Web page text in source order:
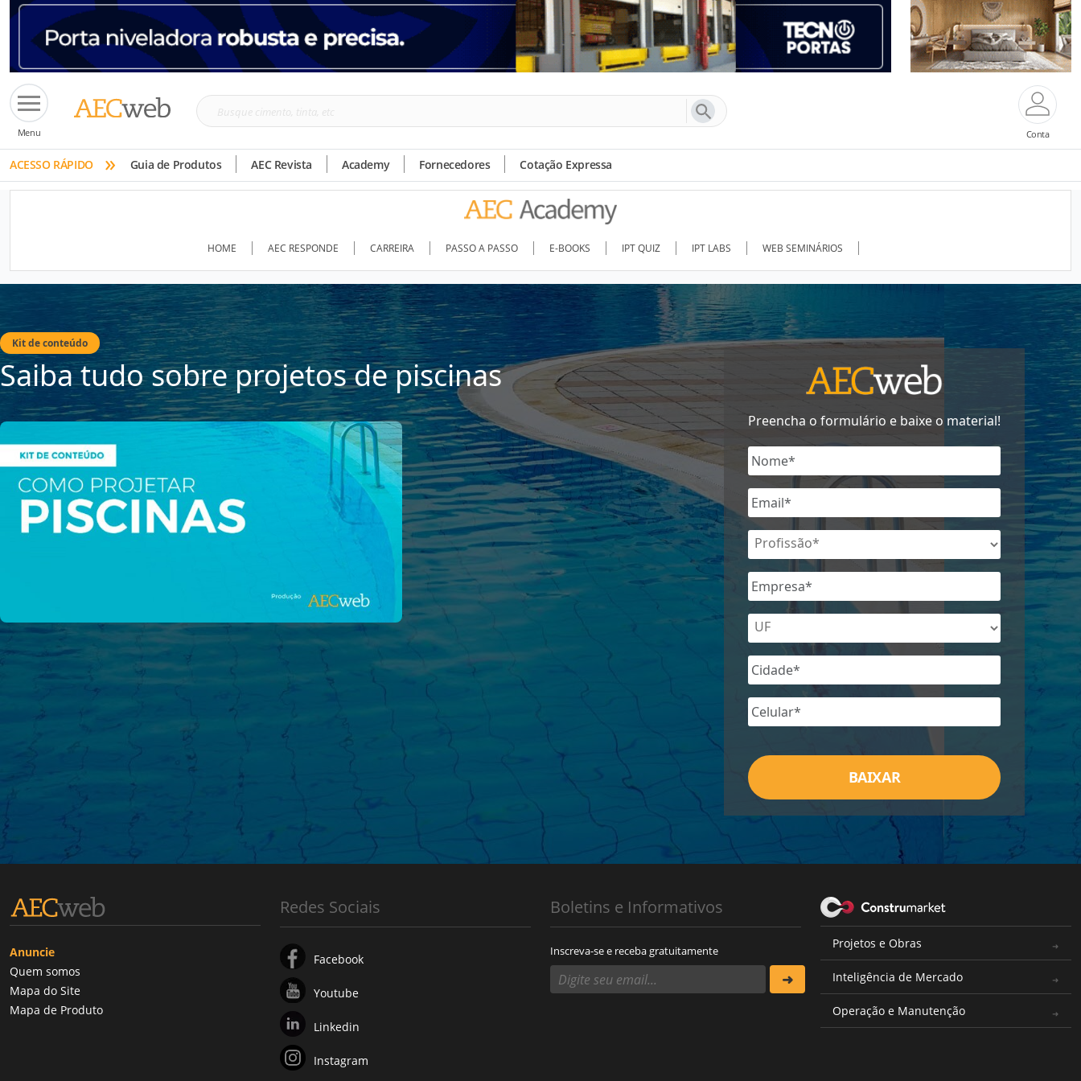
Menu
Busque
tinta,
etc
Conta
ACESSO RÁPIDO » Guia de Produtos AEC Revista Academy Fornecedores Cotação Expressa
HOME AEC RESPONDE CARREIRA PASSO A PASSO E-BOOKS IPT QUIZ IPT LABS WEB SEMINÁRIOS
Kit de conteúdo
Saiba tudo sobre projetos de piscinas
Preencha o formulário e baixe o material!
BAIXAR
Anuncie
Quem somos
Mapa do Site
Mapa de Produto
Redes Sociais
Facebook
Youtube
Linkedin
Instagram
Boletins e Informativos
Inscreva-se e receba gratuitamente
Projetos e Obras
Inteligência de Mercado
Operação e Manutenção